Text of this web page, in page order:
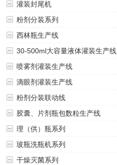
灌装封尾机
粉剂分装系列
西林瓶生产线
30-500ml大容量液体灌装生产线
喷雾剂灌装生产线
滴眼剂灌装生产线
粉剂分装联动线
胶囊、片剂瓶包数粒生产线
理（供）瓶系列
玻瓶洗瓶机系列
干燥灭菌系列